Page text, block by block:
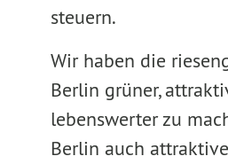
steuern.
Wir haben die
Berlin grüner,
lebenswerter zu
Berlin auch